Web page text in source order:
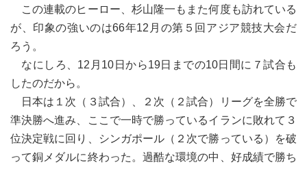
この連載のヒーロー、杉山隆一もまた何度も訪れている
が、印象の強いのは66年12月の第５回アジア競技大会だ
ろう。
なにしろ、12月10日から19日までの10日間に７試合も
したのだから。
日本は１次（３試合）、２次（２試合）リーグを全勝で
準決勝へ進み、ここで一時で勝っているイランに敗れて３
位決定戦に回り、シンガポール（２次で勝っている）を破
って銅メダルに終わった。過酷な環境の中、好成績で勝ち